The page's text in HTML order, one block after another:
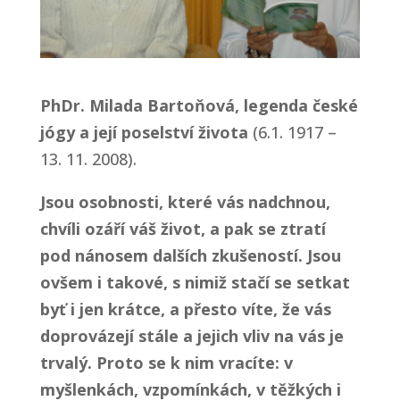
PhDr. Milada Bartoňová, legenda české
jógy a její poselství života (6.1. 1917 –
13. 11. 2008).
Jsou osobnosti, které vás nadchnou,
chvíli ozáří váš život, a pak se ztratí
pod nánosem dalších zkušeností. Jsou
ovšem i takové, s nimiž stačí se setkat
byť i jen krátce, a přesto víte, že vás
doprovázejí stále a jejich vliv na vás je
trvalý. Proto se k nim vracíte: v
myšlenkách, vzpomínkách, v těžkých i